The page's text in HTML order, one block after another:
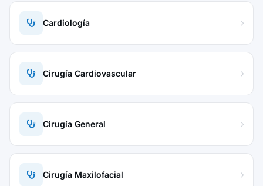
Cardiología
Cirugía Cardiovascular
Cirugía General
Cirugía Maxilofacial